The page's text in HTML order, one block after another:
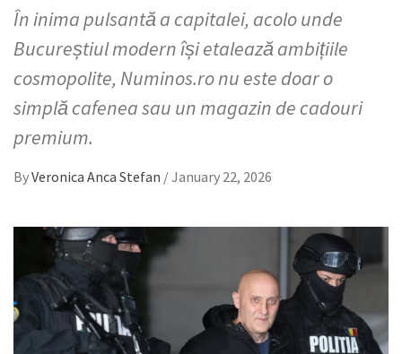
În inima pulsantă a capitalei, acolo unde
Bucureștiul modern își etalează ambițiile
cosmopolite, Numinos.ro nu este doar o
simplă cafenea sau un magazin de cadouri
premium.
ByVeronica Anca Stefan /January 22, 2026